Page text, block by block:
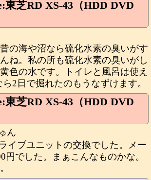
東芝RD XS-43（HDD DVD
の海や沼なら硫化水素の臭いがす
ね。私の所も硫化水素の臭いがし
色の水です。トイレと風呂は使え
2日で掘れたのもうなずけます。
東芝RD XS-43（HDD DVD
ん
イブユニットの交換でした。メー
円でした。まぁこんなものかな。